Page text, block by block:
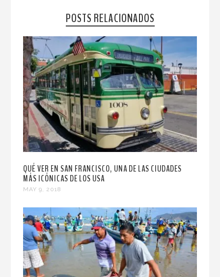
POSTS RELACIONADOS
QUÉ VER EN SAN FRANCISCO, UNA DE LAS CIUDADES
MÁS ICÓNICAS DE LOS USA
MAY 9, 2018